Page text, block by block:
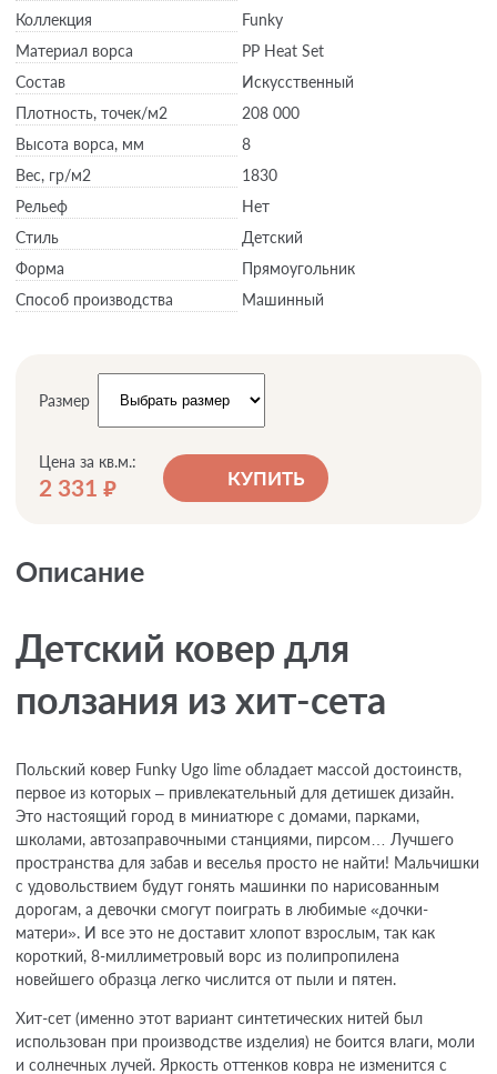
Коллекция
Funky
Материал ворса
PP Heat Set
Состав
Искусственный
Плотность, точек/м2
208 000
Высота ворса, мм
8
Вес, гр/м2
1830
Рельеф
Нет
Стиль
Детский
Форма
Прямоугольник
Способ производства
Машинный
Размер
Цена за кв.м.:
2 331 руб. КУПИТЬ
Описание
Детский ковер для
ползания из хит-сета
Польский ковер Funky Ugo lime обладает массой достоинств,
первое из которых – привлекательный для детишек дизайн.
Это настоящий город в миниатюре с домами, парками,
школами, автозаправочными станциями, пирсом… Лучшего
пространства для забав и веселья просто не найти! Мальчишки
с удовольствием будут гонять машинки по нарисованным
дорогам, а девочки смогут поиграть в любимые «дочки-
матери». И все это не доставит хлопот взрослым, так как
короткий, 8-миллиметровый ворс из полипропилена
новейшего образца легко числится от пыли и пятен.
Хит-сет (именно этот вариант синтетических нитей был
использован при производстве изделия) не боится влаги, моли
и солнечных лучей. Яркость оттенков ковра не изменится с